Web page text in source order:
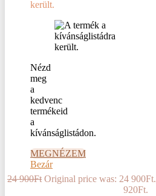
került.
Nézd
meg
a
kedvenc
termékeid
a
kívánságlistádon.
MEGNÉZEM
Bezár
24 900Ft Original price was: 24 900Ft.
920Ft.